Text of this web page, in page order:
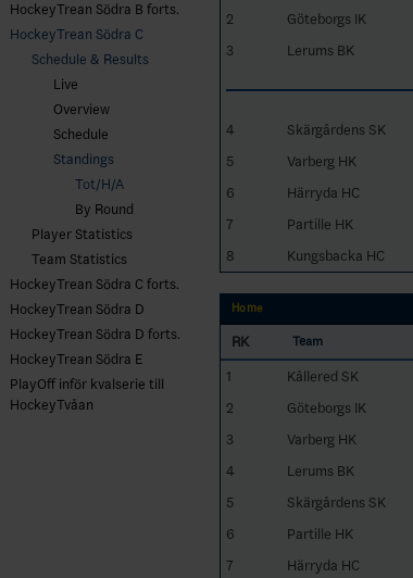
HockeyTrean Södra B forts.
HockeyTrean Södra C
Schedule & Results
Live
Overview
Schedule
Standings
Tot/H/A
By Round
Player Statistics
Team Statistics
HockeyTrean Södra C forts.
HockeyTrean Södra D
HockeyTrean Södra D forts.
HockeyTrean Södra E
PlayOff inför kvalserie till
HockeyTvåan
2
Göteborgs IK
3
Lerums BK
4 Skärgårdens SK
5
Varberg HK
6
Härryda HC
7
Partille HK
8
Kungsbacka HC
Home
RK Team
1
Kållered SK
2
Göteborgs IK
3
Varberg HK
4
Lerums BK
5
Skärgårdens SK
6
Partille HK
7
Härryda HC